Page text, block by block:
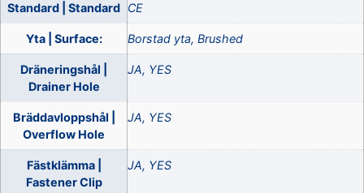
Standard | Standard CE
Yta | Surface: Borstad yta, Brushed
Dräneringshål |
Drainer Hole
JA, YES
Bräddavloppshål |
Overflow Hole
JA, YES
Fästklämma |
Fastener Clip
JA, YES